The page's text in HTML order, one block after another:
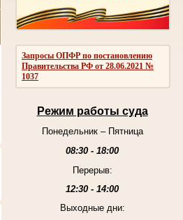
Запросы ОПФР по постановлению
Правительства РФ от 28.06.2021 №
1037
Режим работы суда
Понедельник – Пятница
08:30 - 18:00
Перерыв:
12:30 - 14:00
Выходные дни: